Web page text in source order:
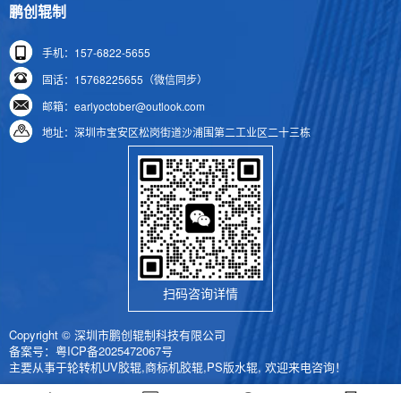
鹏创辊制
手机：157-6822-5655
固话：15768225655（微信同步）
邮箱：earlyoctober@outlook.com
地址：深圳市宝安区松岗街道沙浦围第二工业区二十三栋
扫码咨询详情
Copyright © 深圳市鹏创辊制科技有限公司
备案号： 粤ICP备2025472067号
主要从事于轮转机UV胶辊,商标机胶辊,PS版水辊, 欢迎来电咨询！